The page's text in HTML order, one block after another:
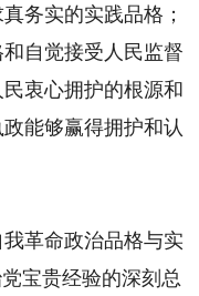
务实的实践品格；
自觉接受人民监督
衷心拥护的根源和
能够赢得拥护和认
革命政治品格与实
宝贵经验的深刻总